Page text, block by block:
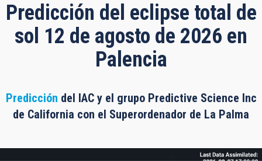
Predicción del eclipse total de
sol 12 de agosto de 2026 en
Palencia
Predicción del IAC y el grupo Predictive Science Inc
de California con el Superordenador de La Palma